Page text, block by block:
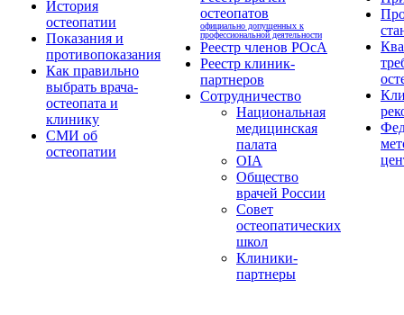
История
остеопатии
Показания и
противопоказания
Как правильно
выбрать врача-
остеопата и
клинику
СМИ об
остеопатии
остеопатов
официально допущенных к
профессиональной деятельности
Реестр членов РОсА
Реестр клиник-
партнеров
Сотрудничество
Национальная
медицинская
палата
OIA
Общество
врачей России
Совет
остеопатических
школ
Клиники-
партнеры